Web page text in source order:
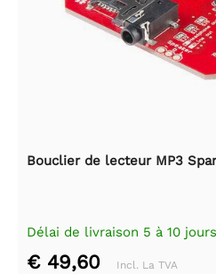
Bouclier de lecteur MP3
Délai de livraison 5 à 10
€ 49,60 Incl. La TVA